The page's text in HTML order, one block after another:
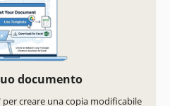
documento
creare una copia modificabile